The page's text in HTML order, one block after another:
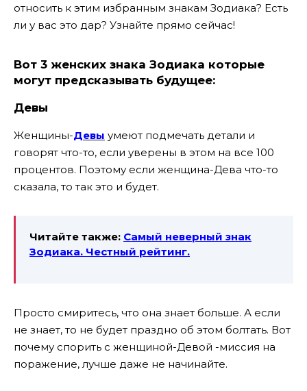
относить к этим избранным знакам Зодиака? Есть
ли у вас это дар? Узнайте прямо сейчас!
Вот 3 женских знака Зодиака которые
могут предсказывать будущее:
Девы
Женщины-Девы умеют подмечать детали и
говорят что-то, если уверены в этом на все 100
процентов. Поэтому если женщина-Дева что-то
сказала, то так это и будет.
Читайте также: Самый неверный знак
Зодиака. Честный рейтинг.
Просто смиритесь, что она знает больше. А если
не знает, то не будет праздно об этом болтать. Вот
почему спорить с женщиной-Девой -миссия на
поражение, лучше даже не начинайте.